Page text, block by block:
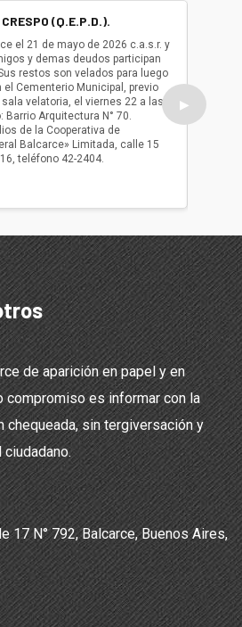
(Q.E.P.D.).
el 21 de mayo de 2026 c.a.s.r. y
y demas deudos participan
restos son velados para luego
Cementerio Municipal, previo
sala velatoria, el viernes 22 a las
Barrio Arquitectura N° 70.
de la Cooperativa de
Balcarce» Limitada, calle 15
teléfono 42-2404.
ser
oficio
▶
de aparición en papel y en
compromiso es informar con la
chequeada, sin tergiversación y
17 N° 792, Balcarce, Buenos Aires,